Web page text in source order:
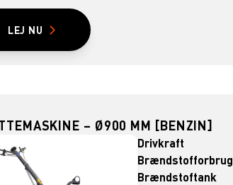
LEJ NU
– Ø900 MM [BENZIN]
Drivkraft
Brændstofforbrug
Brændstoftank